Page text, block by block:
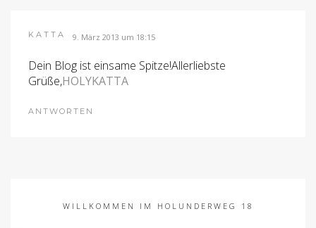
KATTA 9. März 2013 um 18:15
Dein Blog ist einsame Spitze!Allerliebste
Grüße,HOLYKATTA
ANTWORTEN
WILLKOMMEN IM HOLUNDERWEG 18